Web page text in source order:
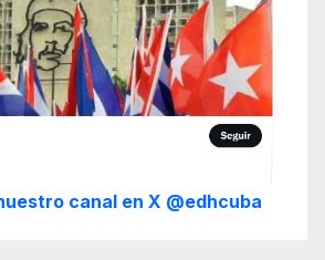
canal en X @edhcuba